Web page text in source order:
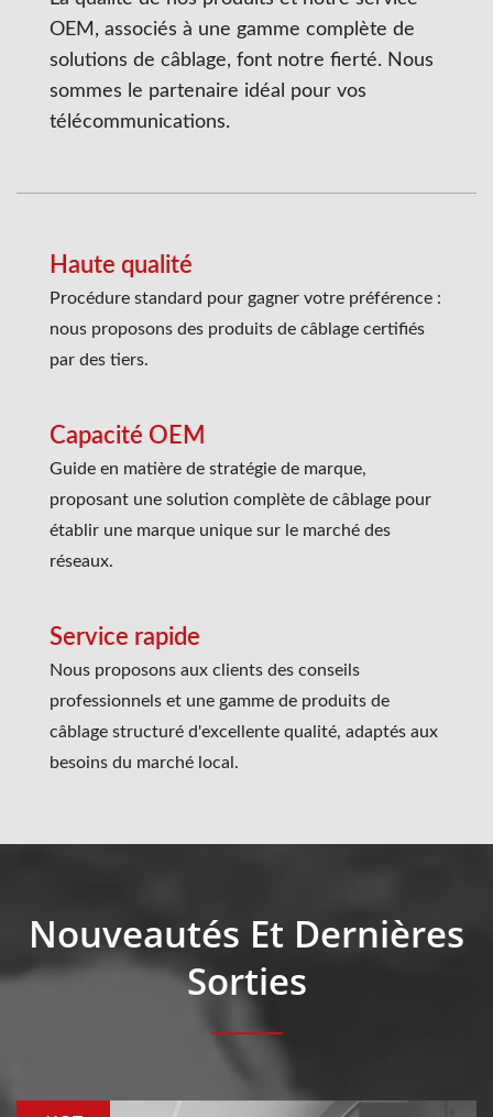
OEM, associés à une gamme complète de
solutions de câblage, font notre fierté. Nous
sommes le partenaire idéal pour vos
télécommunications.
Haute qualité
Procédure standard pour gagner votre préférence :
nous proposons des produits de câblage certifiés
par des tiers.
Capacité OEM
Guide en matière de stratégie de marque,
proposant une solution complète de câblage pour
établir une marque unique sur le marché des
réseaux.
Service rapide
Nous proposons aux clients des conseils
professionnels et une gamme de produits de
câblage structuré d'excellente qualité, adaptés aux
besoins du marché local.
Nouveautés Et Dernières
Sorties